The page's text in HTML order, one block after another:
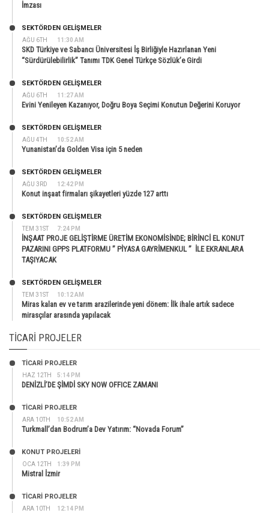
İmzası
AĞU 6TH 11:30 AM
SEKTÖRDEN GELIŞMELER
SKD Türkiye ve Sabancı Üniversitesi İş Birliğiyle Hazırlanan Yeni
“Sürdürülebilirlik” Tanımı TDK Genel Türkçe Sözlük’e Girdi
AĞU 6TH 11:27 AM
SEKTÖRDEN GELIŞMELER
Evini Yenileyen Kazanıyor, Doğru Boya Seçimi Konutun Değerini Koruyor
AĞU 4TH 10:52 AM
SEKTÖRDEN GELIŞMELER
Yunanistan’da Golden Visa için 5 neden
AĞU 3RD 12:42 PM
SEKTÖRDEN GELIŞMELER
Konut inşaat firmaları şikayetleri yüzde 127 arttı
TEM 31ST 7:24 PM
SEKTÖRDEN GELIŞMELER
İNŞAAT PROJE GELİŞTİRME ÜRETİM EKONOMİSİNDE; BİRİNCİ EL KONUT
PAZARINI GPPS PLATFORMU ” PİYASA GAYRİMENKUL ” İLE EKRANLARA
TAŞIYACAK
TEM 31ST 10:12 AM
SEKTÖRDEN GELIŞMELER
Miras kalan ev ve tarım arazilerinde yeni dönem: İlk ihale artık sadece
mirasçılar arasında yapılacak
TICARI PROJELER
HAZ 12TH 5:14 PM
TİCARİ PROJELER
DENİZLİ’DE ŞİMDİ SKY NOW OFFICE ZAMANI
ARA 10TH 10:52 AM
TİCARİ PROJELER
Turkmall’dan Bodrum’a Dev Yatırım: “Novada Forum”
OCA 12TH 1:39 PM
KONUT PROJELERI
Mistral İzmir
ARA 10TH 12:14 PM
TİCARİ PROJELER